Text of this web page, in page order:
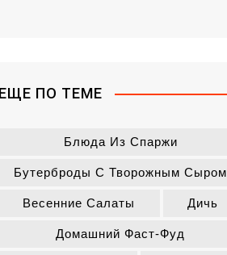
ПО ТЕМЕ
Блюда Из Спаржи
Бутерброды С Творожным Сыром
Весенние Салаты Дичь
Домашний Фаст-Фуд